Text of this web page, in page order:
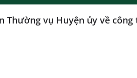
Thường vụ Huyện ủy về công